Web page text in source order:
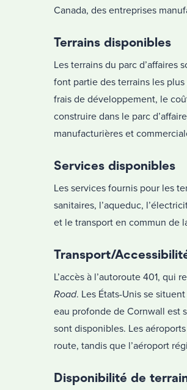
Canada, des entreprises
Terrains disponibles
Les terrains du parc
font partie des terrains les
frais de développement, le
construire dans le parc
manufacturières et
Services disponibles
Les services fournis pour les
sanitaires, l’aqueduc,
et le transport en commun de
Transport/
L’accès à l’autoroute 401, qui
Road. Les États-Unis se
eau profonde de Cornwall est
sont disponibles. Les
route, tandis que l’aéroport
Disponibilité de